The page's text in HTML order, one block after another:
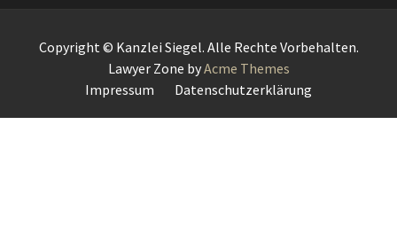
Copyright © Kanzlei Siegel. Alle Rechte Vorbehalten.
Lawyer Zone byAcme Themes
Impressum
Datenschutzerklärung